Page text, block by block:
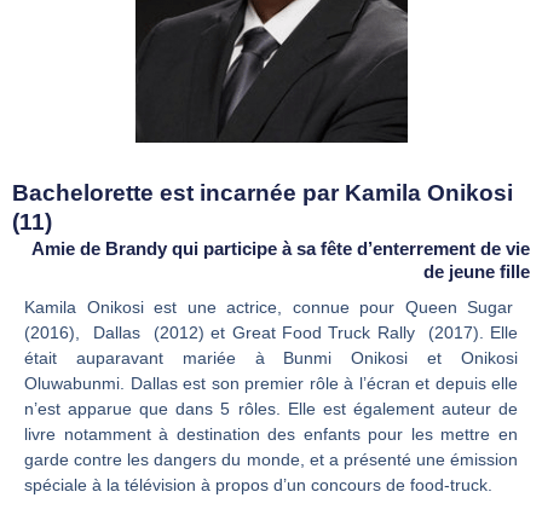
Bachelorette est incarnée par Kamila Onikosi
(11)
Amie de Brandy qui participe à sa fête d’enterrement de vie
de jeune fille
Kamila Onikosi est une actrice, connue pour Queen Sugar
(2016), Dallas (2012) et Great Food Truck Rally (2017). Elle
était auparavant mariée à Bunmi Onikosi et Onikosi
Oluwabunmi. Dallas est son premier rôle à l’écran et depuis elle
n’est apparue que dans 5 rôles. Elle est également auteur de
livre notamment à destination des enfants pour les mettre en
garde contre les dangers du monde, et a présenté une émission
spéciale à la télévision à propos d’un concours de food-truck.